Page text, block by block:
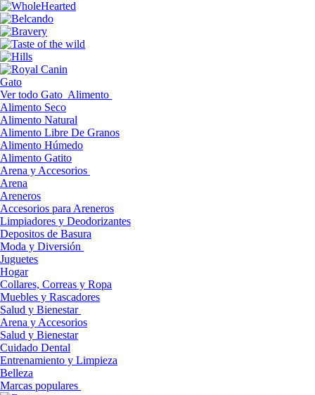
Gato
Ver todo Gato Alimento
Alimento Seco
Alimento Natural
Alimento Libre De Granos
Alimento Húmedo
Alimento Gatito
Arena y Accesorios
Arena
Areneros
Accesorios para Areneros
Limpiadores y Deodorizantes
Depositos de Basura
Moda y Diversión
Juguetes
Hogar
Collares, Correas y Ropa
Muebles y Rascadores
Salud y Bienestar
Arena y Accesorios
Salud y Bienestar
Cuidado Dental
Entrenamiento y Limpieza
Belleza
Marcas populares